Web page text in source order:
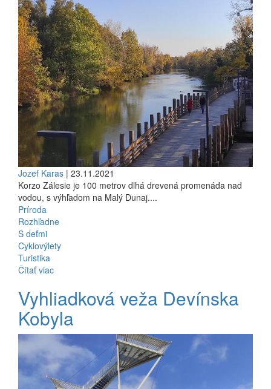
Jozef Karas | 23.11.2021
Korzo Zálesie je 100 metrov dlhá drevená promenáda nad
vodou, s výhľadom na Malý Dunaj....
Príroda
Rozhľadne
S deťmi
Cyklovýlety
Turistika
Čítať viac
Vyhliadková veža Devínska
Kobyla